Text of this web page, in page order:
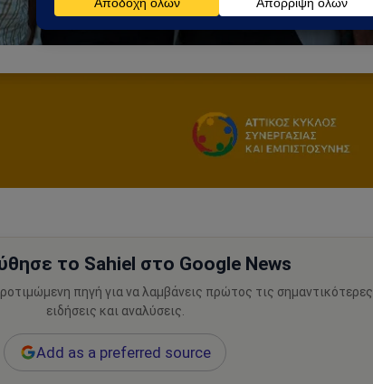
το Sahiel στο Google News
πηγή για να λαμβάνεις πρώτος τις σημαντικότερες
ειδήσεις και αναλύσεις.
Add as a preferred source